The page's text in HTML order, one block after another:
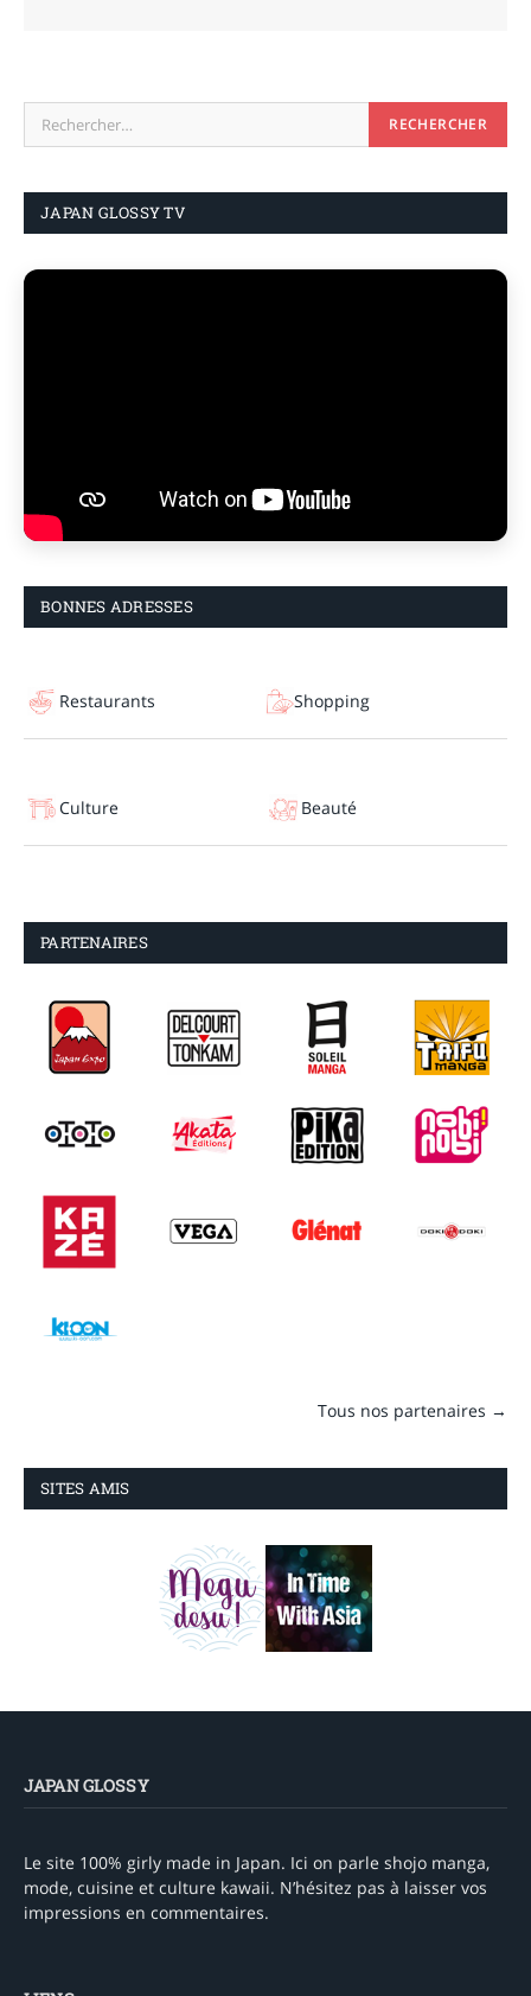
JAPAN GLOSSY TV
BONNES ADRESSES
Restaurants Shopping
Culture Beauté
PARTENAIRES
Tous nos partenaires →
SITES AMIS
JAPAN GLOSSY
Le site 100% girly made in Japan. Ici on parle shojo manga,
mode, cuisine et culture kawaii. N’hésitez pas à laisser vos
impressions en commentaires.